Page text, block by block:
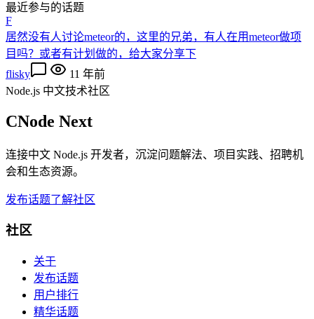
最近参与的话题
F
居然没有人讨论meteor的，这里的兄弟，有人在用meteor做项
目吗？或者有计划做的，给大家分享下
flisky
11 年前
Node.js 中文技术社区
CNode Next
连接中文 Node.js 开发者，沉淀问题解法、项目实践、招聘机
会和生态资源。
发布话题了解社区
社区
关于
发布话题
用户排行
精华话题